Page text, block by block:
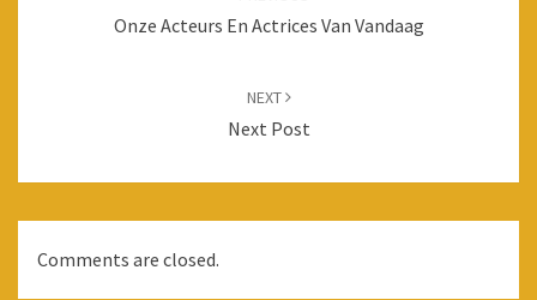
Onze Acteurs En Actrices Van Vandaag
NEXT
Next Post
Comments are closed.